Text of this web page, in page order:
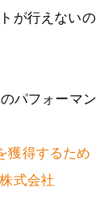
が行えないの
パフォーマン
獲得するため
式会社